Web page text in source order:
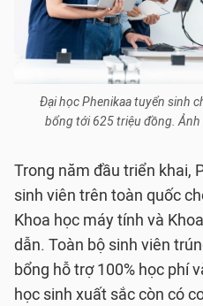
Đại học Phenikaa tuyển sinh
bổng tới 625 triệu đồng.
Trong năm đầu triển khai,
sinh viên trên toàn quốc
Khoa học máy tính và
dẫn. Toàn bộ sinh viên
bổng hỗ trợ 100% học phí
học sinh xuất sắc còn có